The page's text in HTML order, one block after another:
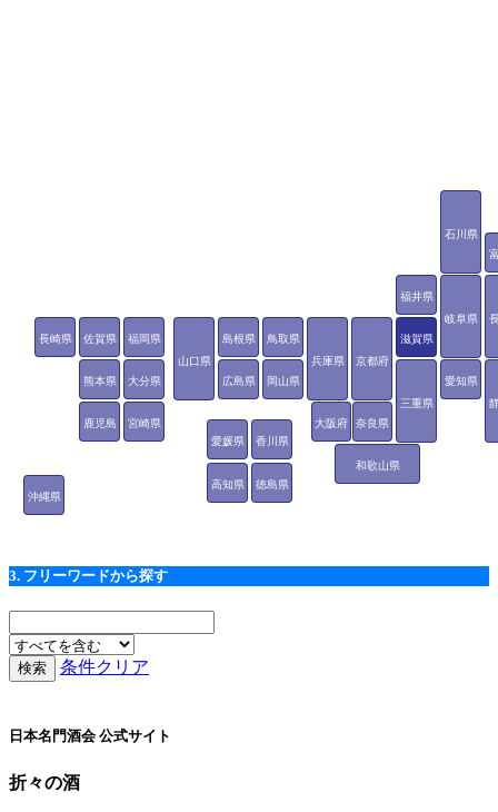
石川県
福井県
岐阜県
愛知県
三重県
滋賀県
京都府
大阪府
兵庫県
奈良県
和歌山県
鳥取県
島根県
岡山県
広島県
山口県
徳島県
香川県
愛媛県
高知県
福岡県
佐賀県
長崎県
熊本県 大分県
宮崎県
鹿児島
沖縄県
3. フリーワードから探す
条件クリア
日本名門酒会 公式サイト
折々の酒